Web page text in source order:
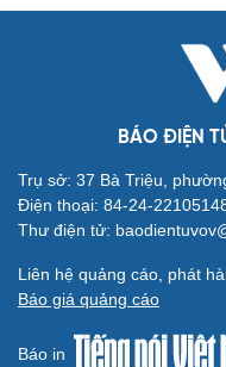
Văn học
Âm nhạc
Di sản
BÁO ĐIỆN
Trụ sở: 37 Bà Triệu,
Điện thoại: 84-24-
Thư điện tử:
Liên hệ quảng cáo, phát
Báo giá quảng cáo
Báo in